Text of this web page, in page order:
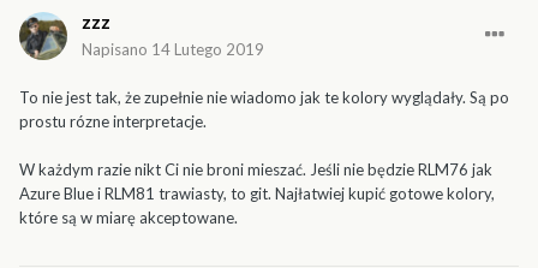
zzz
Napisano 14 Lutego 2019
To nie jest tak, że zupełnie nie wiadomo jak te kolory wyglądały. Są po
prostu rózne interpretacje.
W każdym razie nikt Ci nie broni mieszać. Jeśli nie będzie RLM76 jak
Azure Blue i RLM81 trawiasty, to git. Najłatwiej kupić gotowe kolory,
które są w miarę akceptowane.